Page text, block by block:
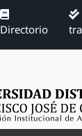
Directorio